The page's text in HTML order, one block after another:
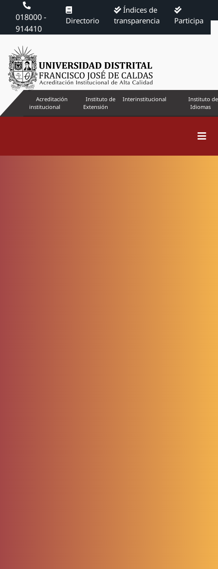
018000 -
914410
Directorio
Índices de
transparencia
Participa
Acreditación
institucional
Instituto de
Extensión
Interinstitucional
Instituto de
Idiomas